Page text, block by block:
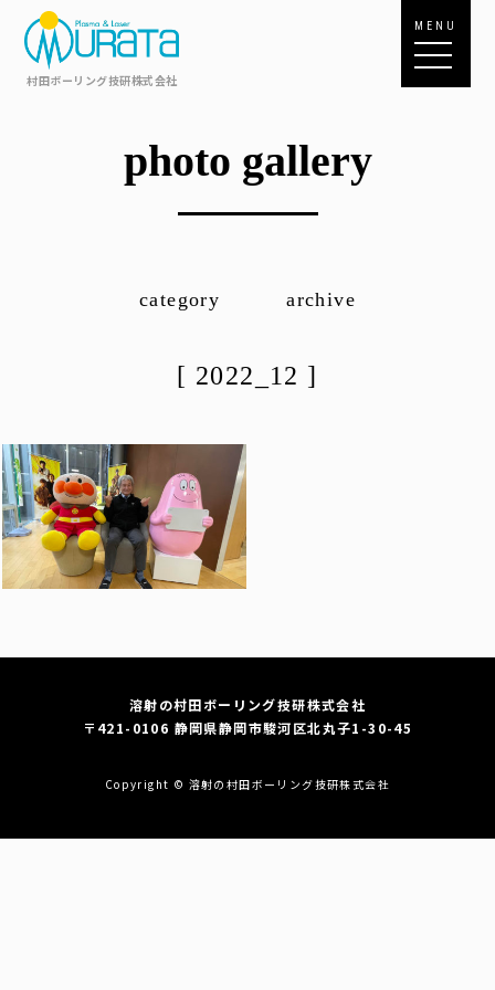
村田ボーリング技研株式会社
MENU
photo gallery
category archive
[ 2022_12 ]
溶射の村田ボーリング技研株式会社
〒421-0106 静岡県静岡市駿河区北丸子1-30-45
Copyright © 溶射の村田ボーリング技研株式会社